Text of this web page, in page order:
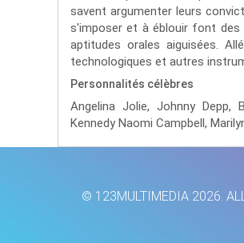
savent argumenter leurs
s'imposer et à éblouir font des
aptitudes orales aiguisées.
technologiques et autres
Personnalités célèbres
Angelina Jolie, Johnny Depp,
Kennedy Naomi Campbell,
© 123MULTIMEDIA 2026.